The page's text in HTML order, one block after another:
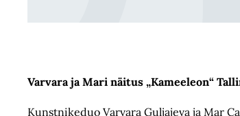
Varvara ja Mari näitus „Kameeleon“
Kunstnikeduo Varvara Guljajeva ja Mar